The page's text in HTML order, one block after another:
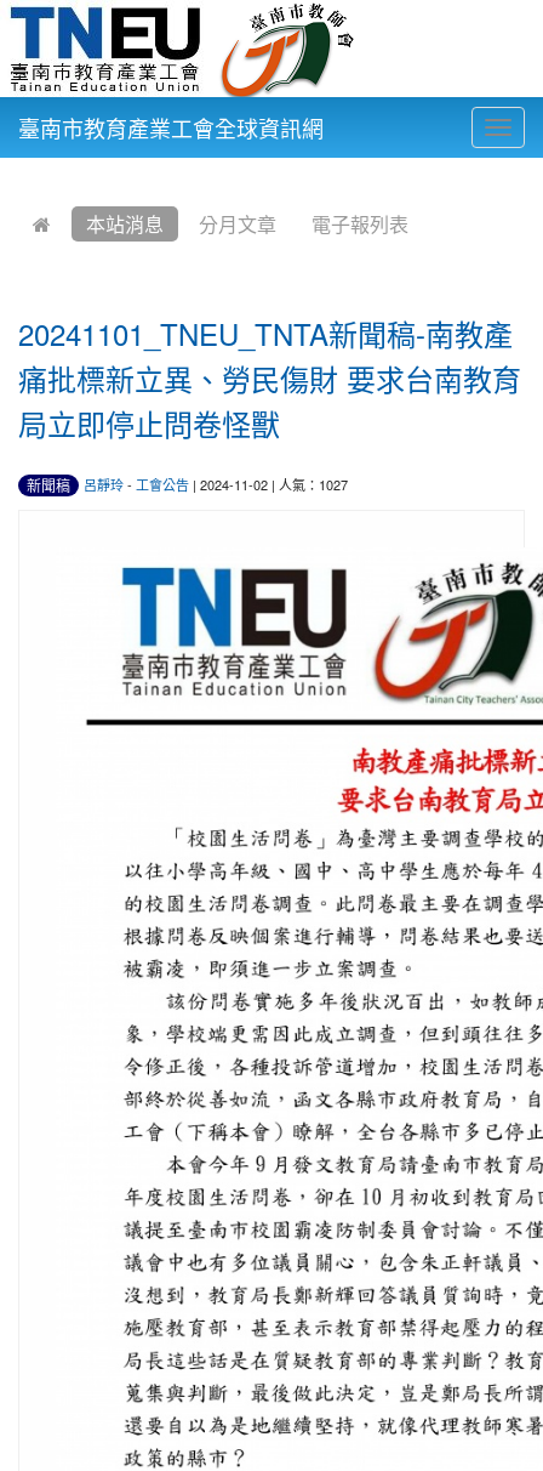
臺南市教育產業工會全球資訊網
本站消息 分月文章 電子報列表
20241101_TNEU_TNTA新聞稿-南教產
痛批標新立異、勞民傷財 要求台南教育
局立即停止問卷怪獸
新聞稿 呂靜玲- 工會公告 | 2024-11-02 | 人氣：1027